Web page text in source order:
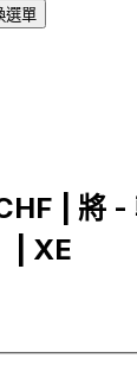
選單
| 將 -
| XE